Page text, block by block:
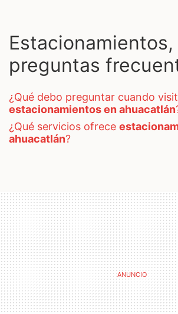
Estacionamientos,
preguntas
¿qué debo preguntar cuando
estacionamientos en ahuacatlán
¿qué servicios ofrece
ahuacatlán?